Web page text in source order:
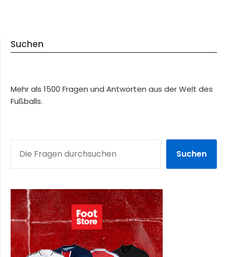
Suchen
Mehr als 1500 Fragen und Antworten aus der Welt des
Fußballs.
Suchen